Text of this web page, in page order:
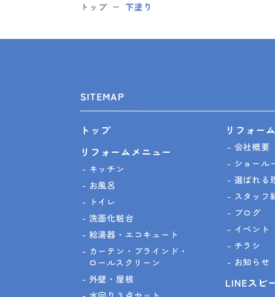
トップ 下塗り
SITEMAP
トップ
リフォームメニュー
キッチン
お風呂
トイレ
洗面化粧台
給湯器・エコキュート
カーテン・ブラインド・
ロールスクリーン
外壁・屋根
リフォー
会社概要
ショール
選ばれる
スタッフ
ブログ
イベント
チラシ
お知らせ
LINEスピ